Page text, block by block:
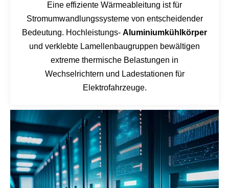
Eine effiziente Wärmeableitung ist für
Stromumwandlungssysteme von entscheidender
Bedeutung. Hochleistungs- Aluminiumkühlkörper
und verklebte Lamellenbaugruppen bewältigen
extreme thermische Belastungen in
Wechselrichtern und Ladestationen für
Elektrofahrzeuge.